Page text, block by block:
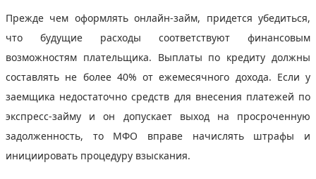
Прежде чем оформлять онлайн-займ, придется убедиться,
что будущие расходы соответствуют финансовым
возможностям плательщика. Выплаты по кредиту должны
составлять не более 40% от ежемесячного дохода. Если у
заемщика недостаточно средств для внесения платежей по
экспресс-займу и он допускает выход на просроченную
задолженность, то МФО вправе начислять штрафы и
инициировать процедуру взыскания.